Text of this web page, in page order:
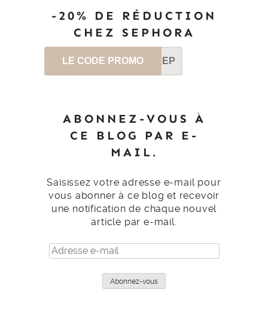
-20% DE RÉDUCTION
CHEZ SEPHORA
LE CODE PROMO SEP
ABONNEZ-VOUS À
CE BLOG PAR E-
MAIL.
Saisissez votre adresse e-mail pour
vous abonner à ce blog et recevoir
une notification de chaque nouvel
article par e-mail.
Adresse
e-
Abonnez-vous